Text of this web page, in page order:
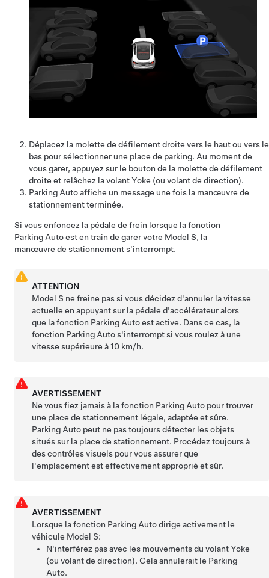
Déplacez la molette de défilement droite vers le haut ou vers le
bas pour sélectionner une place de parking. Au moment de
vous garer, appuyez sur le bouton de la molette de défilement
droite et relâchez lavolant Yoke (ou volant de direction).
Parking Autoaffiche un message une fois la manœuvre de
stationnement terminée.
Si vous enfoncez la pédale de frein lorsque la fonction
Parking Autoest en train de garer votre Model S, la
manœuvre de stationnement s'interrompt.
ATTENTION
Model S ne freine pas si vous décidez d'annuler la vitesse
actuelle en appuyant sur la pédale d'accélérateur alors
que la fonction Parking Autoest active. Dans ce cas, la
fonction Parking Autos'interrompt si vous roulez à une
vitesse supérieure à10 km/h.
AVERTISSEMENT
Ne vous fiez jamais à la fonction Parking Auto pour trouver
une place de stationnement légale, adaptée et sûre.
Parking Auto peut ne pas toujours détecter les objets
situés sur la place de stationnement. Procédez toujours à
des contrôles visuels pour vous assurer que
l'emplacement est effectivement approprié et sûr.
AVERTISSEMENT
Lorsque la fonction Parking Autodirige activement le
véhicule Model S:
N'interférez pas avec les mouvements duvolant Yoke
(ou volant de direction). Cela annulerait le Parking
Auto.